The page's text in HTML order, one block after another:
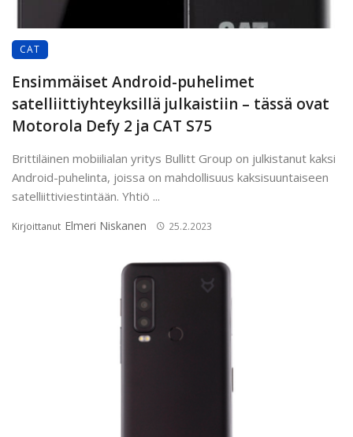
CAT
Ensimmäiset Android-puhelimet
satelliittiyhteyksillä julkaistiin – tässä ovat
Motorola Defy 2 ja CAT S75
Brittiläinen mobiilialan yritys Bullitt Group on julkistanut kaksi
Android-puhelinta, joissa on mahdollisuus kaksisuuntaiseen
satelliittiviestintään. Yhtiö ...
Kirjoittanut Elmeri Niskanen 25.2.2023